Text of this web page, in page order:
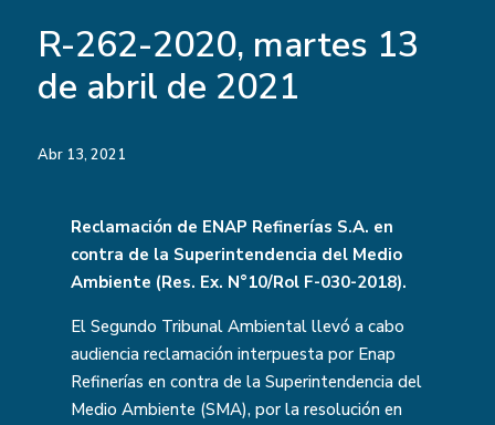
R-262-2020, martes 13
de abril de 2021
Abr 13, 2021
Reclamación de ENAP Refinerías S.A. en
contra de la Superintendencia del Medio
Ambiente (Res. Ex. N°10/Rol F-030-2018).
El Segundo Tribunal Ambiental llevó a cabo
audiencia reclamación interpuesta por Enap
Refinerías en contra de la Superintendencia del
Medio Ambiente (SMA), por la resolución en